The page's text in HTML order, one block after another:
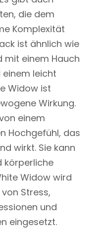
die dem
Komplexität
ist ähnlich wie
mit einem Hauch
leicht
Widow ist
Wirkung.
einem
Hochgefühl, das
wirkt. Sie kann
körperliche
Widow wird
Stress,
und
eingesetzt.